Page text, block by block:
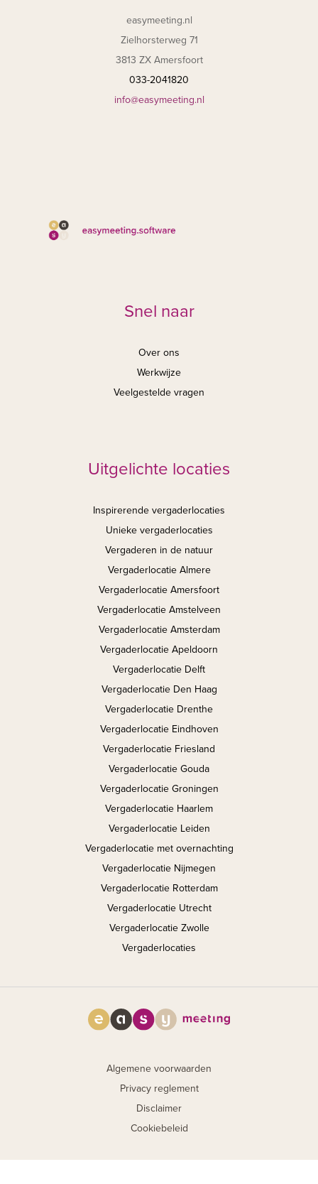
easymeeting.nl
Zielhorsterweg 71
3813 ZX Amersfoort
033-2041820
info@easymeeting.nl
Snel naar
Over ons
Werkwijze
Veelgestelde vragen
Uitgelichte locaties
Inspirerende vergaderlocaties
Unieke vergaderlocaties
Vergaderen in de natuur
Vergaderlocatie Almere
Vergaderlocatie Amersfoort
Vergaderlocatie Amstelveen
Vergaderlocatie Amsterdam
Vergaderlocatie Apeldoorn
Vergaderlocatie Delft
Vergaderlocatie Den Haag
Vergaderlocatie Drenthe
Vergaderlocatie Eindhoven
Vergaderlocatie Friesland
Vergaderlocatie Gouda
Vergaderlocatie Groningen
Vergaderlocatie Haarlem
Vergaderlocatie Leiden
Vergaderlocatie met overnachting
Vergaderlocatie Nijmegen
Vergaderlocatie Rotterdam
Vergaderlocatie Utrecht
Vergaderlocatie Zwolle
Vergaderlocaties
Algemene voorwaarden
Privacy reglement
Disclaimer
Cookiebeleid